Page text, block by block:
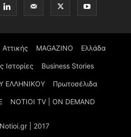
MAGAZINO Ελλάδα
Ιστορίες Business Stories
ΕΛΛΗΝΙΚΟΥ Πρωτοσέλιδα
NOTIOI TV | ON DEMAND
| 2017